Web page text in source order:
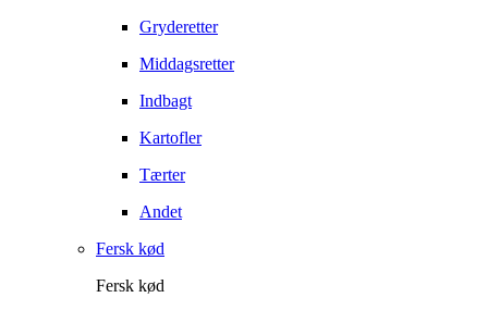
Gryderetter
Middagsretter
Indbagt
Kartofler
Tærter
Andet
Fersk kød
Fersk kød